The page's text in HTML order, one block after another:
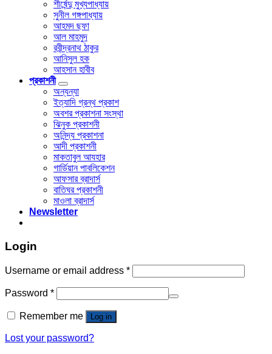
শীর্ষেন্দু মুখ্যপাধ্যায়
সুনীল গঙ্গপাধ্যায়
আহমদ ছফা
আল মাহমুদ
রবীন্দ্রনাথ ঠাকুর
আনিসুল হক
আহসান হাবীব
প্রকাশনী
অন্যন্যা
ইত্যাদি গ্রন্থ প্রকাশ
অবশর প্রকাশনা সংস্থা
ঝিনুক প্রকাশনী
অনিন্দ্য প্রকাশনা
আদী প্রকাশনী
মাকতাবুল আযহার
গার্ডিয়ান পাবলিকেশন
আফসার ব্রাদার্স
বাতিঘর প্রকাশনী
মাওলা ব্রাদার্স
Newsletter
Login
Username or email address *
Password *
Remember me Log in
Lost your password?